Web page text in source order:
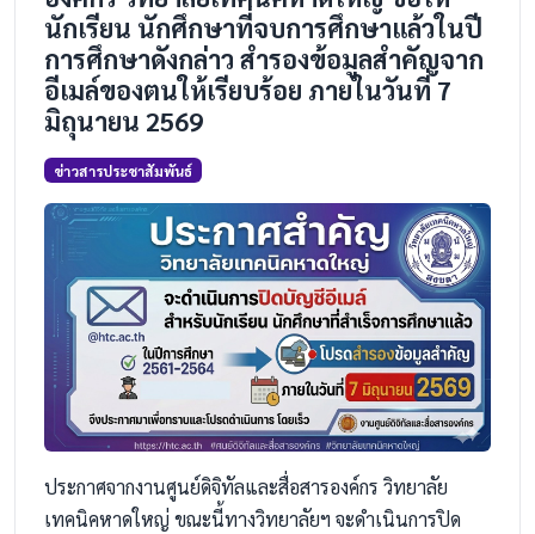
นักเรียน นักศึกษาที่จบการศึกษาแล้วในปี
การศึกษาดังกล่าว สำรองข้อมูลสำคัญจาก
อีเมล์ของตนให้เรียบร้อย ภายในวันที่ 7
มิถุนายน 2569
ข่าวสารประชาสัมพันธ์
ประกาศจากงานศูนย์ดิจิทัลและสื่อสารองค์กร วิทยาลัย
เทคนิคหาดใหญ่ ขณะนี้ทางวิทยาลัยฯ จะดำเนินการปิด